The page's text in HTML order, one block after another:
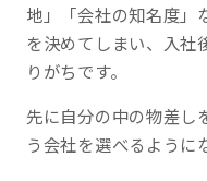
地」「会社の知名度」
を決めてしまい、入社
りがちです。
先に自分の中の物差し
う会社を選べるように